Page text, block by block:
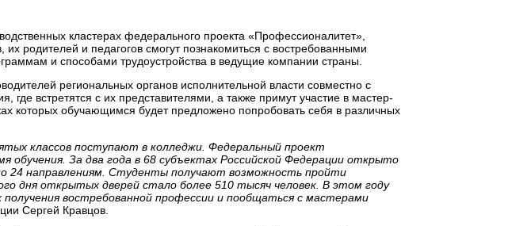
кластерах федерального проекта «Профессионалитет»,
их родителей и педагогов смогут познакомиться с востребованными
и способами трудоустройства в ведущие компании страны.
региональных органов исполнительной власти совместно с
где встретятся с их представителями, а также примут участие в мастер-
которых обучающимся будет предложено попробовать себя в различных
классов поступают в колледжи. Федеральный проект
За два года в 68 субъектах Российской Федерации открыто
24 направлениям. Студенты получают возможность пройти
дня открытых дверей стало более 510 тысяч человек. В этом году
востребованной профессии и пообщаться с мастерами
Сергей Кравцов.